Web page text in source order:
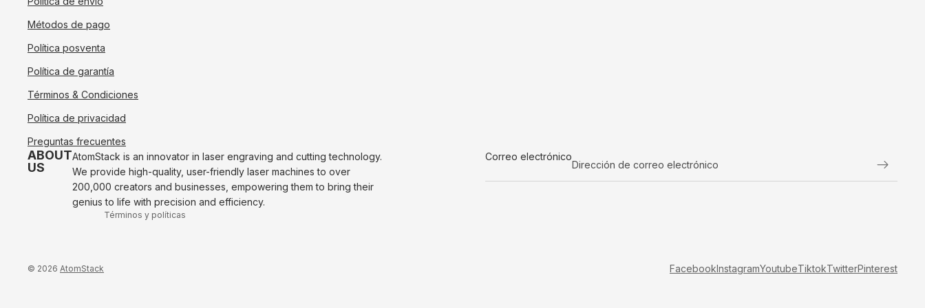
Métodos de pago
Política posventa
Política de garantía
Términos & Condiciones
Política de privacidad
Preguntas frecuentes
ABOUT
US
AtomStack is an innovator in laser engraving and cutting technology.
We provide high-quality, user-friendly laser machines to over
200,000 creators and businesses, empowering them to bring their
genius to life with precision and efficiency.
Correo electrónico
© 2026 AtomStack
Términos y políticas
Política de reembolso
Términos de servicio
Envío
Contacto
FacebookInstagramYoutubeTiktokTwitterPinterest